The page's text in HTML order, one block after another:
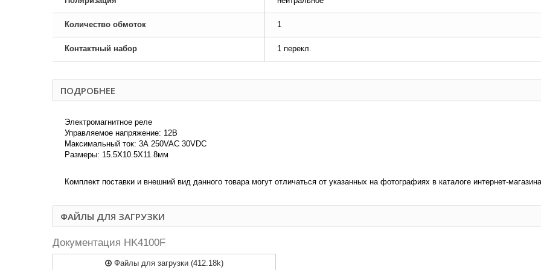
Количество обмоток 1
Контактный набор 1 перекл.
ПОДРОБНЕЕ
Электромагнитное реле
Управляемое напряжение: 12В
Максимальный ток: 3А 250VAC 30VDC
Размеры: 15.5X10.5X11.8мм
Комплект поставки и внешний вид данного товара могут отличаться от указанных на фотографиях в каталоге интернет-
ФАЙЛЫ ДЛЯ ЗАГРУЗКИ
Документация HK4100F
Файлы для загрузки (412.18k)